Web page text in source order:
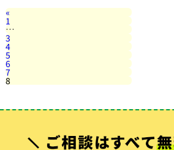
«
1
…
3
4
5
6
7
8